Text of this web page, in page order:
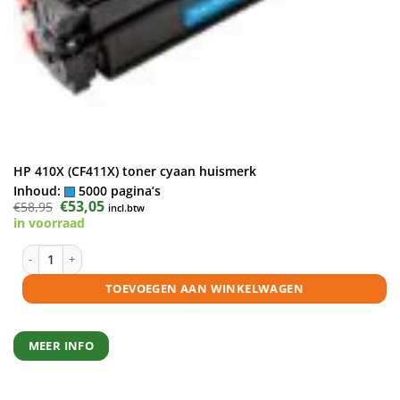
HP 410X (CF411X) toner cyaan huismerk
Inhoud:
5000 pagina’s
€58,95 Oorspronkelijke
prijs
was:
€53,05Huidige
prijs
incl.btw
in voorraad
HP 410X (CF411X) toner cyaan huismerk aantal
TOEVOEGEN AAN WINKELWAGEN
MEER INFO